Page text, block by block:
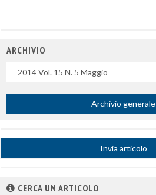
ARCHIVIO
Archivio generale
Invia articolo
CERCA UN ARTICOLO